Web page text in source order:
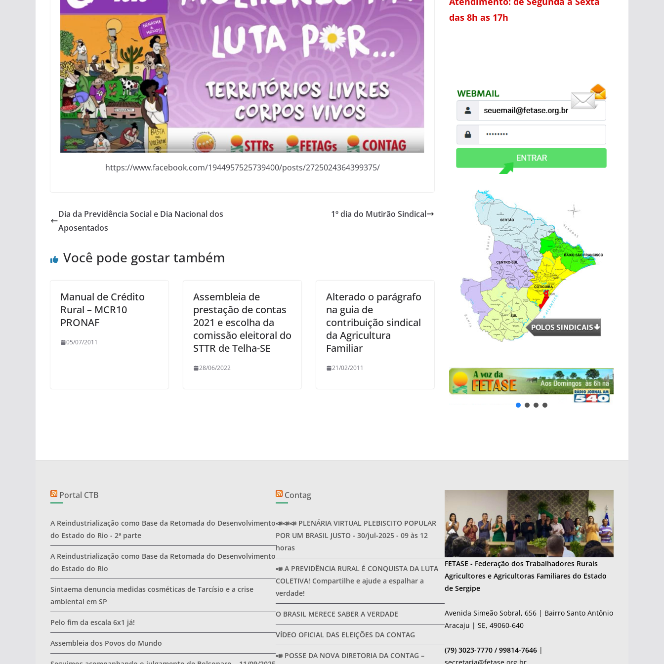
https://www.facebook.com/1944957525739400/posts/2725024364399375/
Dia da Previdência Social e Dia Nacional dos
Aposentados
1º dia do Mutirão Sindical
Você pode gostar também
Manual de Crédito
Rural – MCR10
PRONAF
05/07/2011
Assembleia de
prestação de contas
2021 e escolha da
comissão eleitoral do
STTR de Telha-SE
28/06/2022
Alterado o parágrafo
na guia de
contribuição sindical
da Agricultura
Familiar
21/02/2011
das 8h as 17h
Portal CTB
A Reindustrialização como Base da Retomada do Desenvolvimento
do Estado do Rio - 2ª parte
A Reindustrialização como Base da Retomada do Desenvolvimento
do Estado do Rio
Sintaema denuncia medidas cosméticas de Tarcísio e a crise
ambiental em SP
Pelo fim da escala 6x1 já!
Assembleia dos Povos do Mundo
Contag
📣📣📣 PLENÁRIA VIRTUAL PLEBISCITO POPULAR
POR UM BRASIL JUSTO - 30/jul-2025 - 09 às 12
horas
📣 A PREVIDÊNCIA RURAL É CONQUISTA DA LUTA
COLETIVA! Compartilhe e ajude a espalhar a
verdade!
O BRASIL MERECE SABER A VERDADE
VÍDEO OFICIAL DAS ELEIÇÕES DA CONTAG
📣 POSSE DA NOVA DIRETORIA DA CONTAG –
FETASE - Federação dos Trabalhadores Rurais
Agricultores e Agricultoras Familiares do Estado
de Sergipe
Avenida Simeão Sobral, 656 | Bairro Santo Antônio
Aracaju | SE, 49060-640
(79) 3023-7770 / 99814-7646 |
secretaria@fetase.org.br